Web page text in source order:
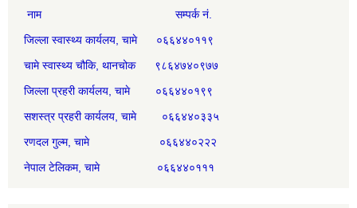
नाम सम्पर्क नं.
जिल्ला स्वास्थ्य कार्यलय, चामे ०६६४४०११९
चामे स्वास्थ्य चौकि, थानचोक ९८६४७४०९७७
जिल्ला प्रहरी कार्यलय, चामे ०६६४४०१९९
सशस्त्र प्रहरी कार्यलय, चामे ०६६४४०३३५
रणदल गुल्म, चामे ०६६४४०२२२
नेपाल टेलिकम, चामे ०६६४४०१११